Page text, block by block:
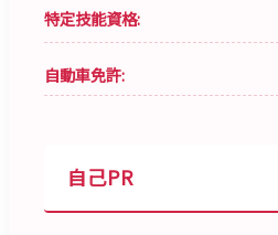
特定技能資格:
自動車免許:
自己PR